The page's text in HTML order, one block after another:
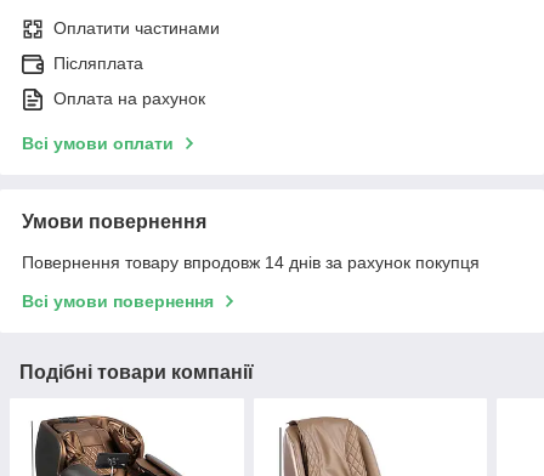
Оплатити частинами
Післяплата
Оплата на рахунок
Всі умови оплати
Умови повернення
Повернення товару впродовж 14 днів за рахунок покупця
Всі умови повернення
Подібні товари компанії